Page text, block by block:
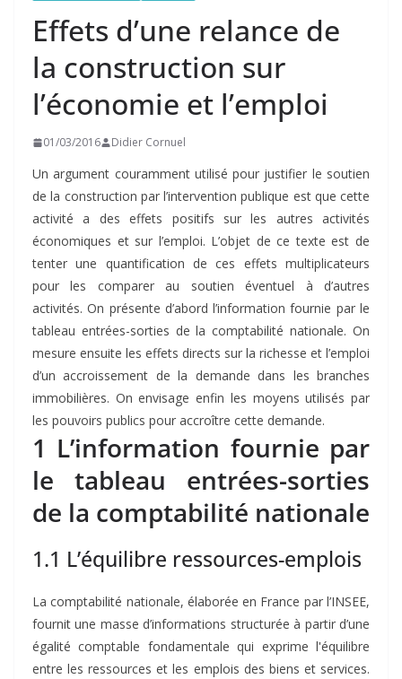
Effets d’une relance de
la construction sur
l’économie et l’emploi
01/03/2016 Didier Cornuel
Un argument couramment utilisé pour justifier le soutien
de la construction par l’intervention publique est que cette
activité a des effets positifs sur les autres activités
économiques et sur l’emploi. L’objet de ce texte est de
tenter une quantification de ces effets multiplicateurs
pour les comparer au soutien éventuel à d’autres
activités. On présente d’abord l’information fournie par le
tableau entrées-sorties de la comptabilité nationale. On
mesure ensuite les effets directs sur la richesse et l’emploi
d’un accroissement de la demande dans les branches
immobilières. On envisage enfin les moyens utilisés par
les pouvoirs publics pour accroître cette demande.
1 L’information fournie par
le tableau entrées-sorties
de la comptabilité nationale
1.1 L’équilibre ressources-emplois
La comptabilité nationale, élaborée en France par l’INSEE,
fournit une masse d’informations structurée à partir d’une
égalité comptable fondamentale qui exprime l'équilibre
entre les ressources et les emplois des biens et services.